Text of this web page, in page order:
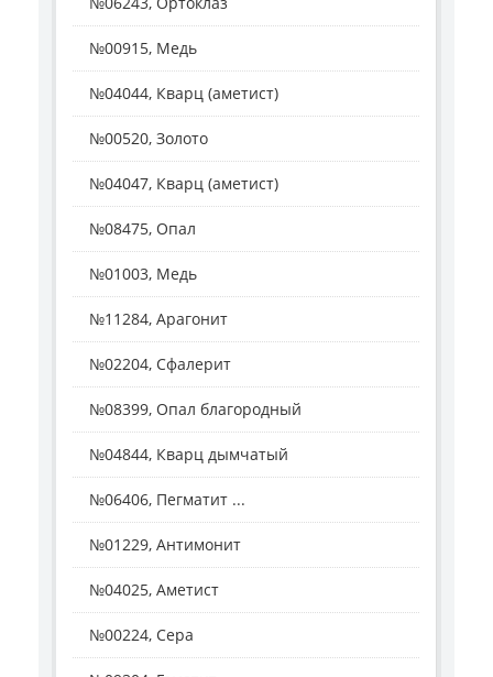
№00915, Медь
№04044, Кварц (аметист)
№00520, Золото
№04047, Кварц (аметист)
№08475, Опал
№01003, Медь
№11284, Арагонит
№02204, Сфалерит
№08399, Опал благородный
№04844, Кварц дымчатый
№06406, Пегматит ...
№01229, Антимонит
№04025, Аметист
№00224, Сера